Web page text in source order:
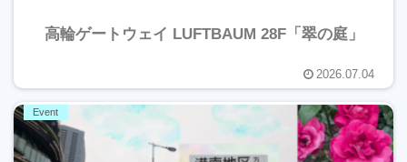
高輪ゲートウェイ LUFTBAUM 28F「翠の庭」
2026.07.04
Event